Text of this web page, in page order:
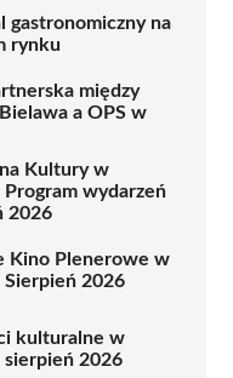
gastronomiczny na
rynku
między
a OPS w
Kultury w
Program wydarzeń
2026
Kino Plenerowe w
Sierpień 2026
kulturalne w
sierpień 2026